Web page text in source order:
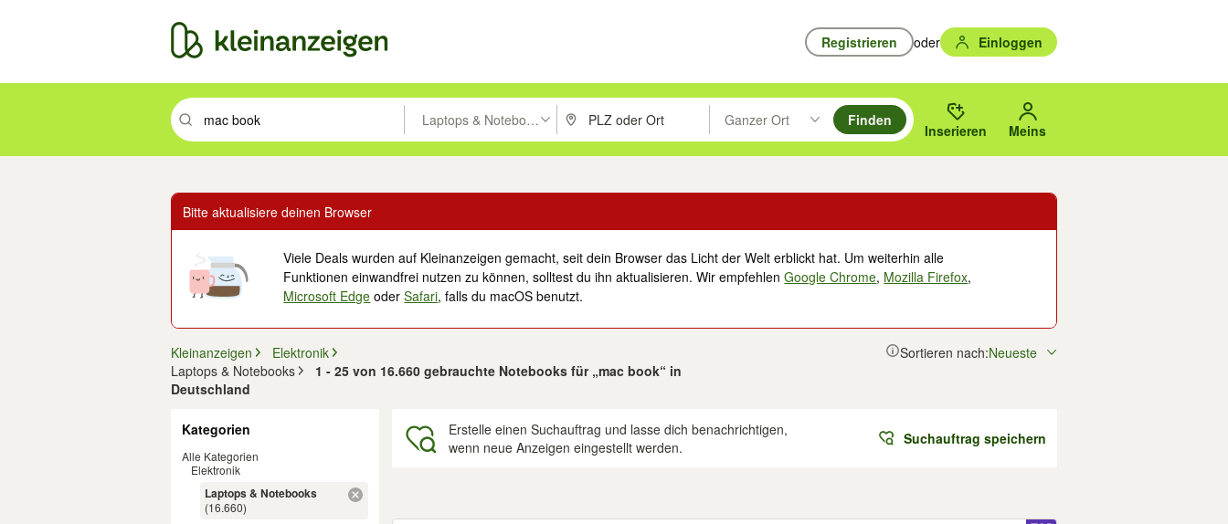
Registrieren oder Einloggen
Suchbegriff eingeben. Eingabetaste drücken um zu suchen, oder Vorschläge mit den Pfeiltasten nach oben/unten durchsuchen und mit Eingabetaste auswählen.
Laptops & Notebooks PLZ oder Ort eingeben. Eingabetaste drücken um zu suchen, oder Vorschläge mit den Pfeiltasten nach oben/
Ganzer Ort
Suche im Umkreis des gewählten Orts oder PLZ.
Finden
Inserieren Meins
Bitte aktualisiere deinen Browser
Viele Deals wurden auf Kleinanzeigen gemacht, seit dein Browser das Licht der Welt erblickt hat. Um weiterhin alle
Funktionen einwandfrei nutzen zu können, solltest du ihn aktualisieren. Wir empfehlenGoogle Chrome, Mozilla Firefox,
Microsoft Edge oderSafari, falls du macOS benutzt.
Kleinanzeigen
Elektronik
Laptops & Notebooks
1 - 25 von 16.660 gebrauchte Notebooks für „mac book“ in
Deutschland
Sortieren nach:Neueste
Kategorien
Alle Kategorien
Elektronik
Laptops & Notebooks
(16.660)
Erstelle einen Suchauftrag und lasse dich benachrichtigen,
wenn neue Anzeigen eingestellt werden.
Suchauftrag speichern